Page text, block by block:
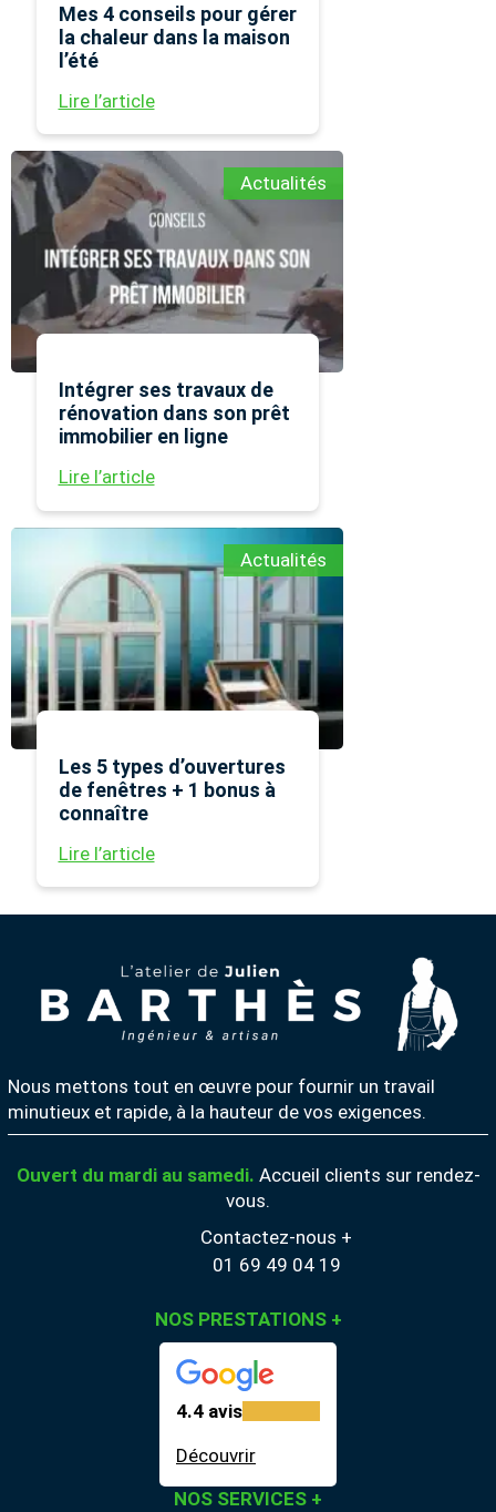
Mes 4 conseils pour gérer
la chaleur dans la maison
l’été
Lire l’article
Actualités
Intégrer ses travaux de
rénovation dans son prêt
immobilier en ligne
Lire l’article
Actualités
Les 5 types d’ouvertures
de fenêtres + 1 bonus à
connaître
Lire l’article
Nous mettons tout en œuvre pour fournir un travail
minutieux et rapide, à la hauteur de vos exigences.
Ouvert du mardi au samedi. Accueil clients sur rendez-
vous.
Contactez-nous +
01 69 49 04 19
NOS PRESTATIONS +
4.4 avis
Découvrir
NOS SERVICES +